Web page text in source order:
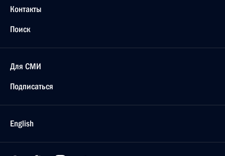
Контакты
Поиск
Для СМИ
Подписаться
English